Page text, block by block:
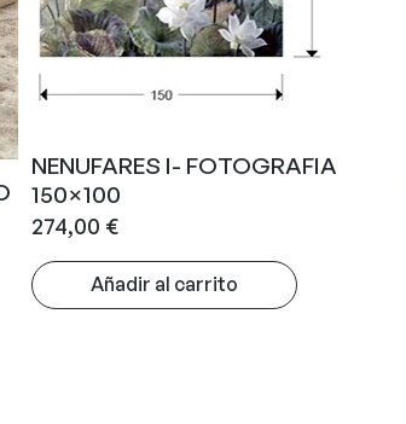
NENUFARES I- FOTOGRAFIA
150×100
274,00 €
Añadir al carrito